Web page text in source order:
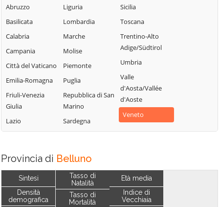
Abruzzo
Basilicata
Calabria
Campania
Città del Vaticano
Emilia-Romagna
Friuli-Venezia
Giulia
Lazio
Liguria
Lombardia
Marche
Molise
Piemonte
Puglia
Repubblica di San
Marino
Sardegna
Sicilia
Toscana
Trentino-Alto
Adige/Südtirol
Umbria
Valle
d'Aosta/Vallée
d'Aoste
Veneto
Provincia di Belluno
Sintesi
Densità
demografica
Tasso di
Natalità
Tasso di
Mortalità
Età media
Indice di
Vecchiaia